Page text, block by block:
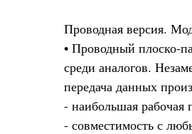
Проводная версия.
• Проводный плоско-
среди аналогов.
передача данных
- наибольшая рабочая
- совместимость с